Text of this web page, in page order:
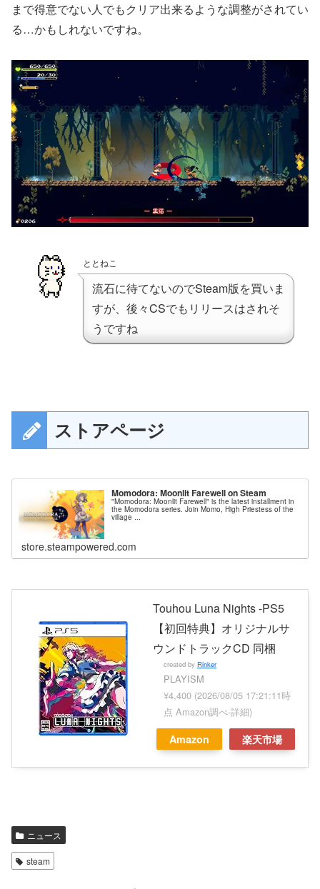
まで得意でない人でもクリア出来るような調整がされてい
る…かもしれないですね。
ととねこ
流石に待てないのでSteam版を買いま
すが、後々CSでもリリースはされそ
うですね
ストアページ
Momodora: Moonlit Farewell on Steam
"Momodora: Moonlit Farewell" is the latest installment in
the Momodora series. Join Momo, High Priestess of the
village ...
store.steampowered.com
Touhou Luna Nights -PS5
【初回特典】オリジナルサ
ウンドトラックCD 同梱
created by Rinker
PLAYISM
¥4,400 (2026/08/05 17:21:11時
点 Amazon調べ-詳細)
Amazon 楽天市場
ニュース
steam